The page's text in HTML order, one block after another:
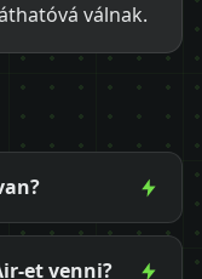
válnak.
et venni?